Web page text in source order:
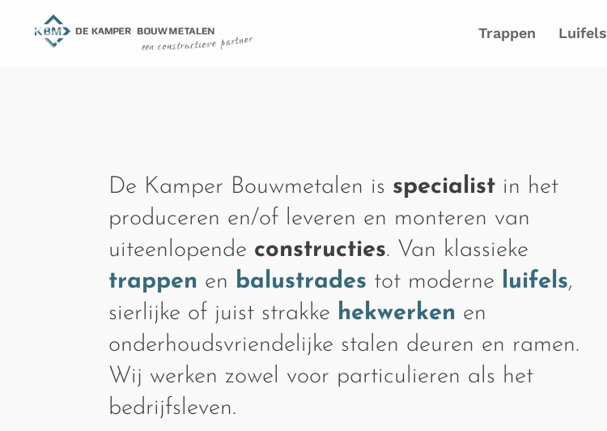
Trappen Luifels
De Kamper Bouwmetalen is specialist in het
produceren en/of leveren en monteren van
uiteenlopende constructies. Van klassieke
trappen en balustrades tot moderne luifels,
sierlijke of juist strakke hekwerken en
onderhoudsvriendelijke stalen deuren en ramen.
Wij werken zowel voor particulieren als het
bedrijfsleven.